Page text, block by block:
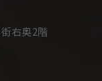
右奥2階